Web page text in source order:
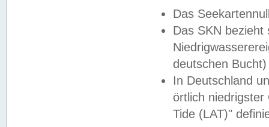
Das
Das SKN
deutschen
In Deutschland
örtlich
Tide (LAT)"